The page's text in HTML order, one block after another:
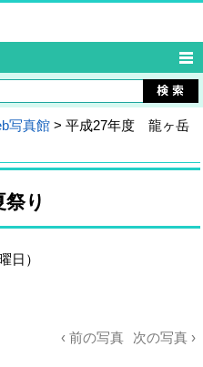
写真館 > 平成27年度 龍ヶ岳
り
日）
‹ 前の写真 次の写真 ›